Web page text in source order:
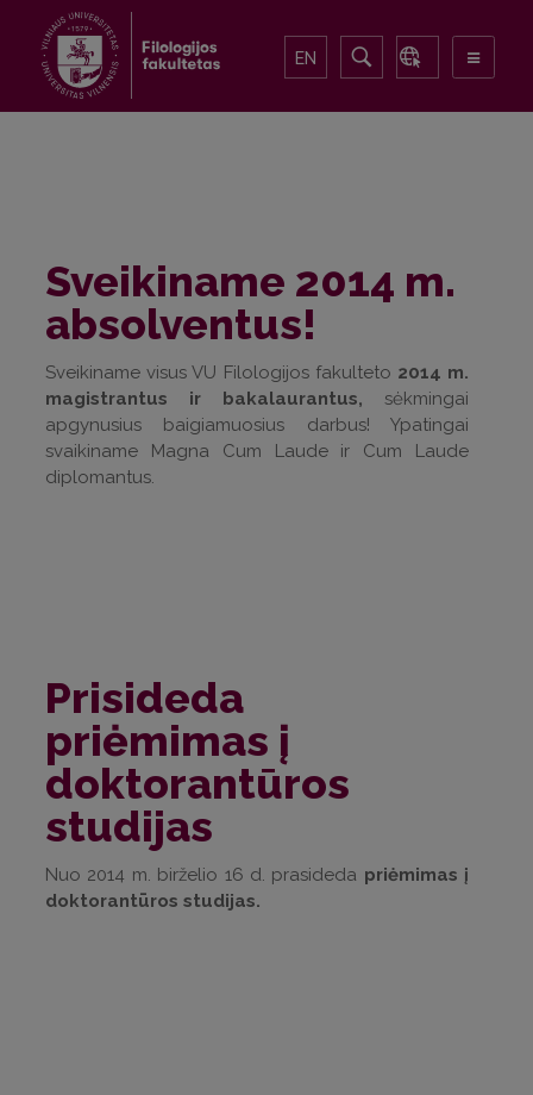
EN
Sveikiname 2014 m.
absolventus!
Sveikiname visus VU Filologijos fakulteto 2014 m.
magistrantus ir bakalaurantus, sėkmingai
apgynusius baigiamuosius darbus! Ypatingai
svaikiname Magna Cum Laude ir Cum Laude
diplomantus.
Prisideda
priėmimas į
doktorantūros
studijas
Nuo 2014 m. birželio 16 d. prasideda priėmimas į
doktorantūros studijas.